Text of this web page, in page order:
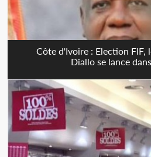
Côte d'Ivoire : Election FIF,
Diallo se lance